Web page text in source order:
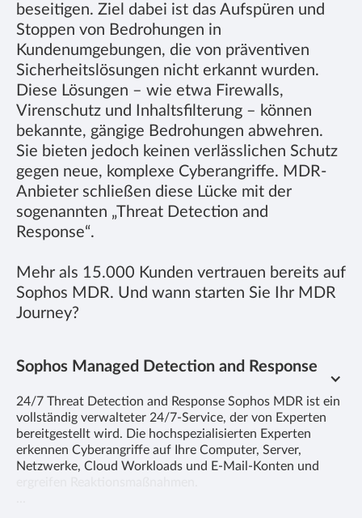
beseitigen. Ziel dabei ist das Aufspüren und
Stoppen von Bedrohungen in
Kundenumgebungen, die von präventiven
Sicherheitslösungen nicht erkannt wurden.
Diese Lösungen – wie etwa Firewalls,
Virenschutz und Inhaltsfilterung – können
bekannte, gängige Bedrohungen abwehren.
Sie bieten jedoch keinen verlässlichen Schutz
gegen neue, komplexe Cyberangriffe. MDR-
Anbieter schließen diese Lücke mit der
sogenannten „Threat Detection and
Response“.
Mehr als 15.000 Kunden vertrauen bereits auf
Sophos MDR. Und wann starten Sie Ihr MDR
Journey?
Sophos Managed Detection and Response
24/7 Threat Detection and Response Sophos MDR ist ein
vollständig verwalteter 24/7-Service, der von Experten
bereitgestellt wird. Die hochspezialisierten Experten
erkennen Cyberangriffe auf Ihre Computer, Server,
Netzwerke, Cloud Workloads und E-Mail-Konten und